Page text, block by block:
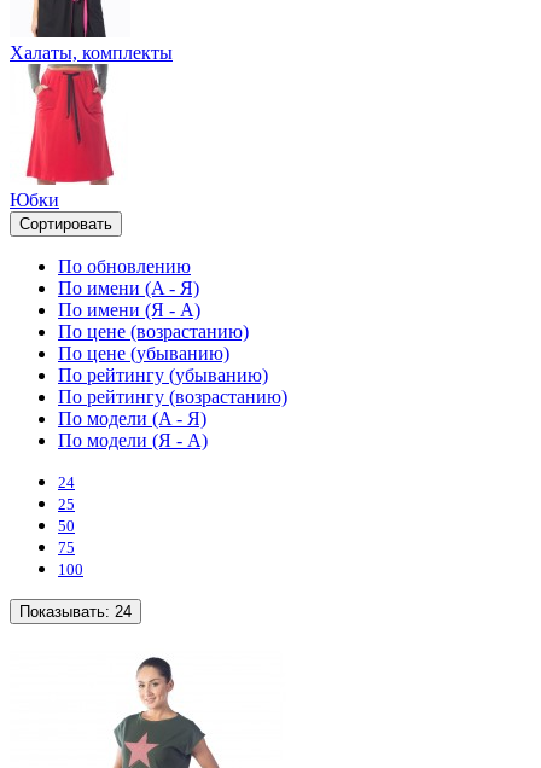
Халаты, комплекты
Юбки
Сортировать
По обновлению
По имени (A - Я)
По имени (Я - A)
По цене (возрастанию)
По цене (убыванию)
По рейтингу (убыванию)
По рейтингу (возрастанию)
По модели (A - Я)
По модели (Я - A)
24
25
50
75
100
Показывать: 24